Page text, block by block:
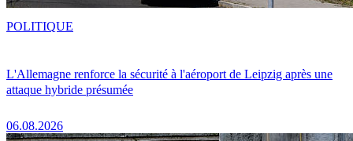
L'Allemagne renforce la sécurité à l'aéroport de Leipzig après une
attaque hybride présumée
06.08.2026
POLITIQUE